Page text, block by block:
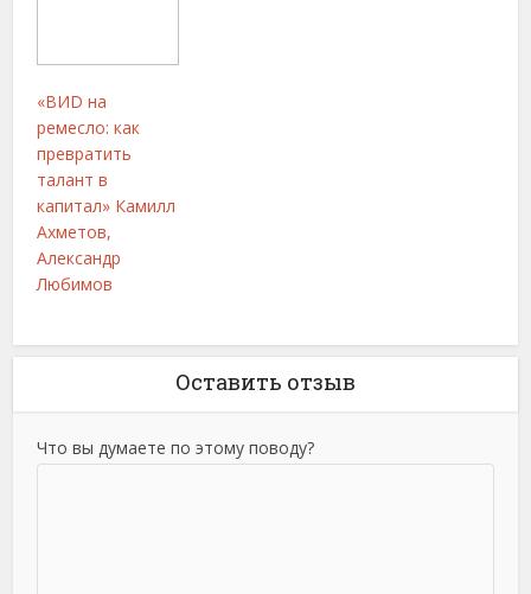
«ВИD на
ремесло: как
превратить
талант в
капитал» Камилл
Ахметов,
Александр
Любимов
Оставить отзыв
Что вы думаете по этому поводу?